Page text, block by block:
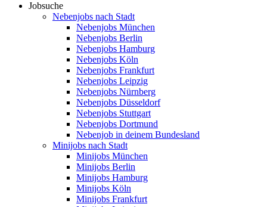
Jobsuche
Nebenjobs nach Stadt
Nebenjobs München
Nebenjobs Berlin
Nebenjobs Hamburg
Nebenjobs Köln
Nebenjobs Frankfurt
Nebenjobs Leipzig
Nebenjobs Nürnberg
Nebenjobs Düsseldorf
Nebenjobs Stuttgart
Nebenjobs Dortmund
Nebenjob in deinem Bundesland
Minijobs nach Stadt
Minijobs München
Minijobs Berlin
Minijobs Hamburg
Minijobs Köln
Minijobs Frankfurt